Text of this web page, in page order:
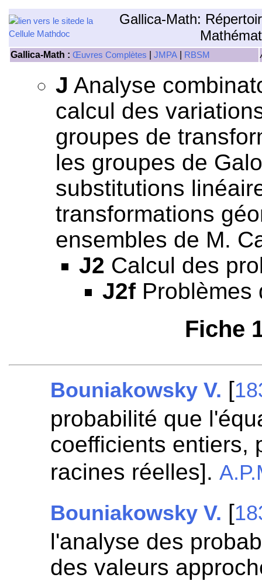
Gallica-Math:
Gallica-Math : Œuvres Complètes JMPA RBSM
J Analyse
calcul des
groupes de
les groupes de
substitutions
transformations
ensembles de M.
J2 Calcul des
J2f Problèmes
Fiche
Bouniakowsky V. [
probabilité que
coefficients entiers,
racines réelles].
Bouniakowsky V. [
l'analyse des
des valeurs